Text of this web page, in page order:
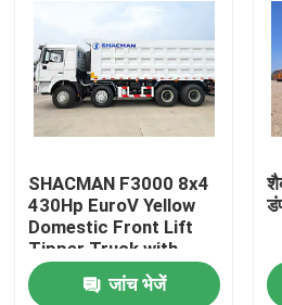
SHACMAN F3000 8x4
430Hp EuroV Yellow
Domestic Front Lift
Tipper Truck with
300L Fuel Tank and
12.00R20 Tires
जांच भेजें